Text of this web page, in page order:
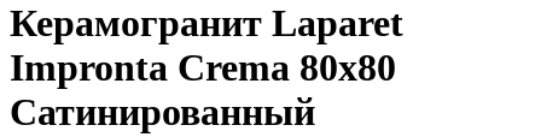
Керамогранит Laparet
Impronta Crema 80х80
Сатинированный